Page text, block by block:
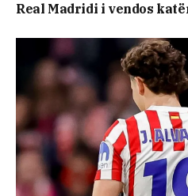
Real Madridi i vendos